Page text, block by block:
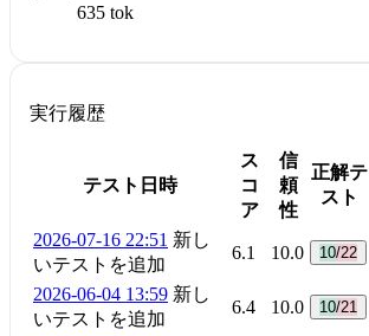
635 tok
実行履歴
テスト日時
ス
コ
ア
信
頼
性
正解テ
スト
2026-07-16 22:51 新し
いテストを追加
6.1 10.0 10/22
2026-06-04 13:59 新し
いテストを追加
6.4 10.0 10/21